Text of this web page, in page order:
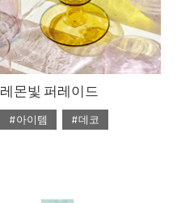
#펌리빙
레몬빛 퍼레이드
#아이템
#데코